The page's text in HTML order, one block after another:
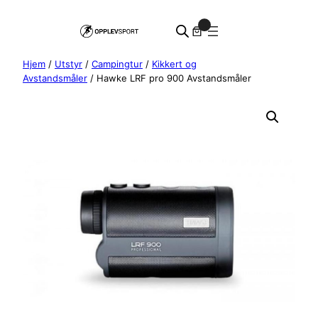
Hjem / Utstyr / Campingtur / Kikkert og
Avstandsmåler / Hawke LRF pro 900 Avstandsmåler